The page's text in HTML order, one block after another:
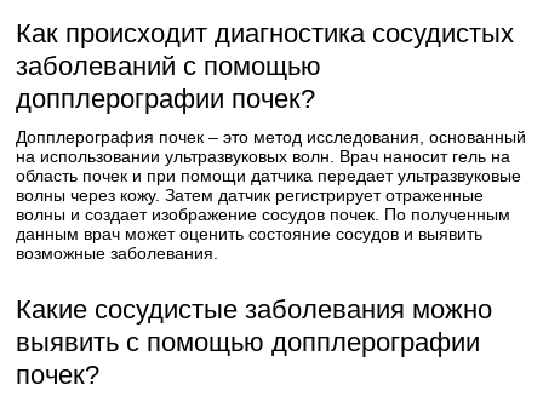
Как происходит диагностика сосудистых
заболеваний с помощью
допплерографии почек?
Допплерография почек – это метод исследования, основанный
на использовании ультразвуковых волн. Врач наносит гель на
область почек и при помощи датчика передает ультразвуковые
волны через кожу. Затем датчик регистрирует отраженные
волны и создает изображение сосудов почек. По полученным
данным врач может оценить состояние сосудов и выявить
возможные заболевания.
Какие сосудистые заболевания можно
выявить с помощью допплерографии
почек?